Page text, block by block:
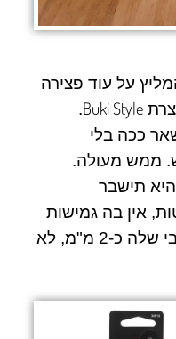
על עוד פצירה
Buki Style
.
ככה בלי
ממש מעולה.
תישבר
אין בה גמישות
שלפעמים נדרשת. וזה שהעובי שלה כ-2 מ"מ, לא